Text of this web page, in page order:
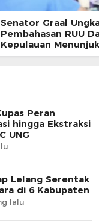
Senator Graal
Pembahasan RUU
Kepulauan
Progres Positif
Peran
hingga Ekstraksi
UNG
Lelang Serentak
di 6 Kabupaten
lalu